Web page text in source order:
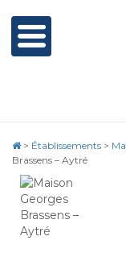
> Établissements >
Brassens – Aytré